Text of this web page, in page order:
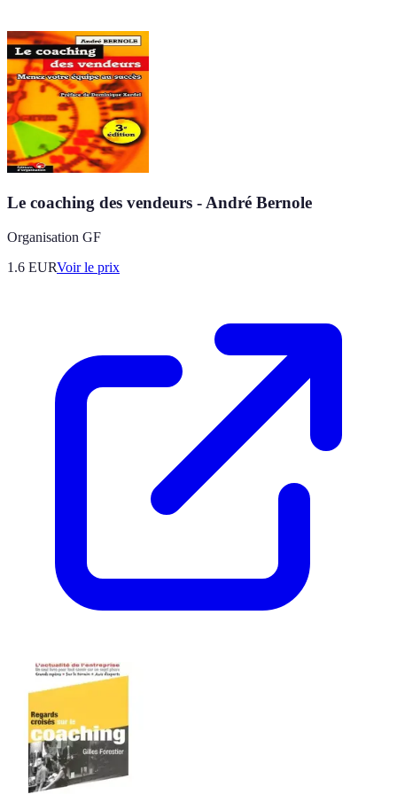
Le coaching des vendeurs - André Bernole
Organisation GF
1.6 EURVoir le prix